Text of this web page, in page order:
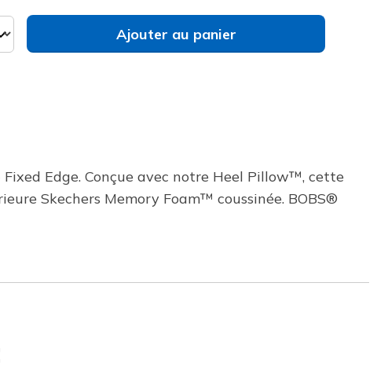
Ajouter au panier
Edge. Conçue avec notre Heel Pillow™, cette
Skechers Memory Foam™ coussinée. BOBS®